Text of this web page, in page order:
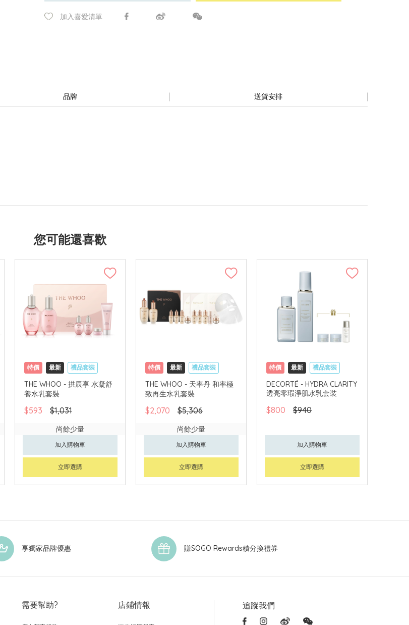
加入喜愛清單
品牌 送貨安排
您可能還喜歡
特價 最新
禮品套裝
網購店取
可中國內地配送
THE WHOO - 拱辰享 水凝舒
養水乳套裝
$593 $1,031
尚餘少量
加入購物車
立即選購
特價 最新
禮品套裝
網購店取
可中國內地配送
THE WHOO - 天率丹 和率極
致再生水乳套裝
$2,070 $5,306
尚餘少量
加入購物車
立即選購
特價 最新
禮品套裝
網購店取
可中國內地配送
DECORTÉ - HYDRA CLARITY
透亮零瑕淨肌水乳套裝
$800 $940
加入購物車
立即選購
享獨家品牌優惠 賺SOGO Rewards積分換禮券
需要幫助? 店鋪情報 追蹤我們